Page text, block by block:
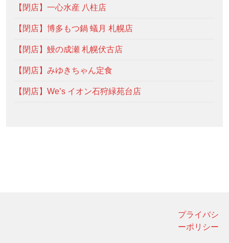
【閉店】一心水産 八柱店
【閉店】博多もつ鍋 蟻月 札幌店
【閉店】鰻の成瀬 札幌伏古店
【閉店】みゆきちゃん定食
【閉店】We’s イオン石狩緑苑台店
プライバシ
ーポリシー